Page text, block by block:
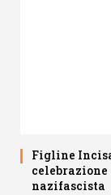
Figline
celebrazione
nazifascista